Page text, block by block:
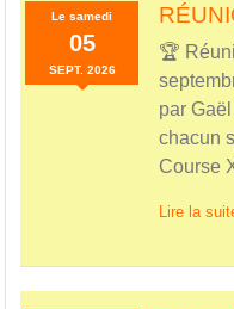
Lesamedi
05
SEPT. 2026
🏆
par
chacun
Course
Lire la